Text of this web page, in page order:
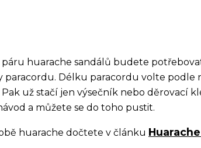
huarache sandálů budete
paracordu. Délku paracordu volte podle
už stačí jen výsečník nebo děrovací
a můžete se do toho pustit.
huarache dočtete v článku